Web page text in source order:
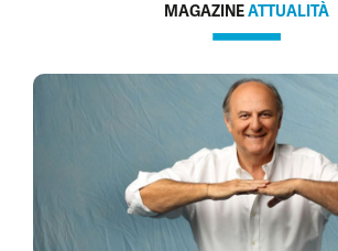
MAGAZINEATTUALITÀ